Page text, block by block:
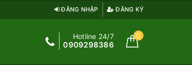
ĐĂNG NHẬP ĐĂNG KÝ
Hotline 24/7
0909298386
0